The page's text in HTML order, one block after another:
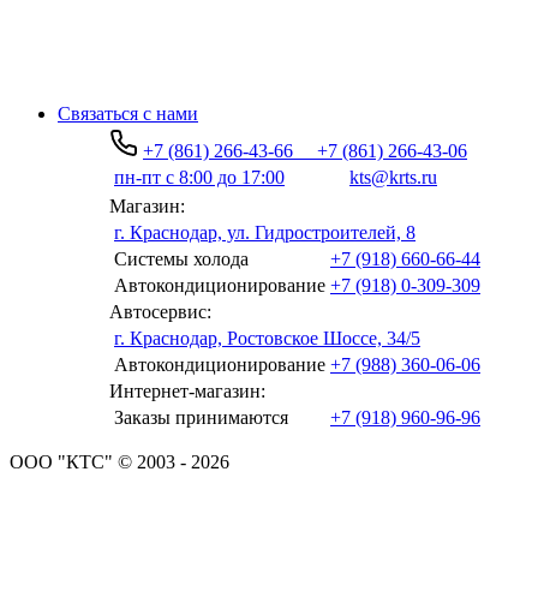
Связаться с нами
+7 (861) 266-43-66
+7 (861) 266-43-06
пн-пт с 8:00 до 17:00
kts@krts.ru
Магазин:
г. Краснодар, ул. Гидростроителей, 8
Системы холода
+7 (918) 660-66-44
Автокондиционирование +7 (918) 0-309-309
Автосервис:
г. Краснодар, Ростовское Шоссе, 34/5
Автокондиционирование +7 (988) 360-06-06
Интернет-магазин:
Заказы принимаются
+7 (918) 960-96-96
ООО "КТС" © 2003 - 2026